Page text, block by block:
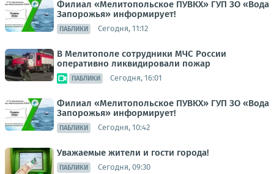
Филиал «Мелитопольское ПУВКХ» ГУП ЗО «Вода
Запорожья» информирует!
ПАБЛИКИ Сегодня, 11:12
В Мелитополе сотрудники МЧС России
оперативно ликвидировали пожар
ПАБЛИКИ Сегодня, 16:01
Филиал «Мелитопольское ПУВКХ» ГУП ЗО «Вода
Запорожья» информирует!
ПАБЛИКИ Сегодня, 10:42
Уважаемые жители и гости города!
ПАБЛИКИ Сегодня, 09:30